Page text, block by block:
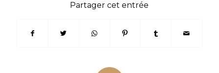
Partager cet entrée